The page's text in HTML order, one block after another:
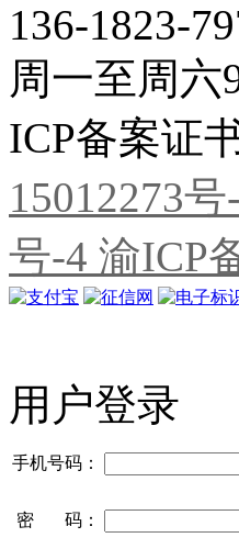
136-1823-
周一至周六
ICP备案证
15012273号
号-4 渝ICP
用户登录
手机号码：
密 码：